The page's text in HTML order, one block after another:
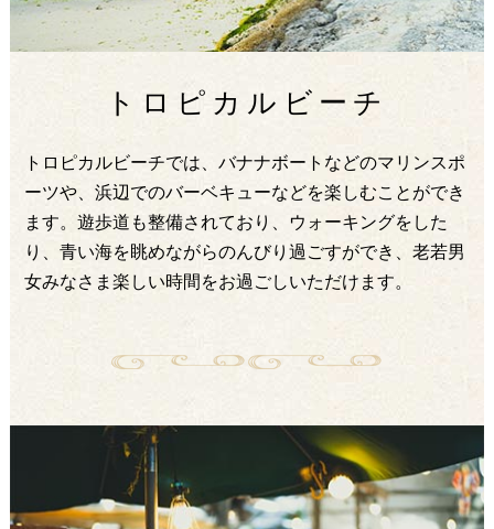
トロピカルビーチ
トロピカルビーチでは、バナナボートなどのマリンスポ
ーツや、浜辺でのバーベキューなどを楽しむことができ
ます。遊歩道も整備されており、ウォーキングをした
り、青い海を眺めながらのんびり過ごすができ、老若男
女みなさま楽しい時間をお過ごしいただけます。